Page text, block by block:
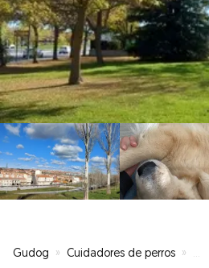
Gudog » Cuidadores de perros »